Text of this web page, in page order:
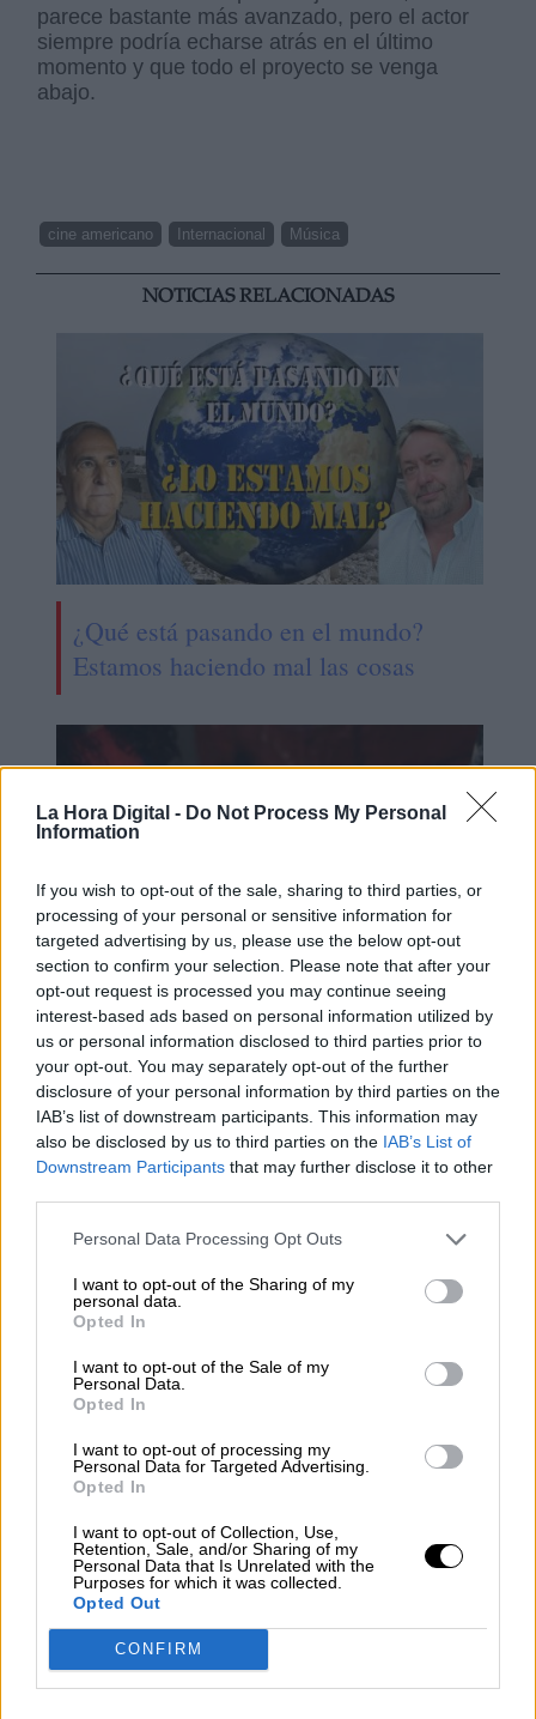
La Hora Digital - Do Not Process My Personal
Information
If you wish to opt-out of the sale, sharing to third parties, or
processing of your personal or sensitive information for
targeted advertising by us, please use the below opt-out
section to confirm your selection. Please note that after your
opt-out request is processed you may continue seeing
interest-based ads based on personal information utilized by
us or personal information disclosed to third parties prior to
your opt-out. You may separately opt-out of the further
disclosure of your personal information by third parties on the
IAB’s list of downstream participants. This information may
also be disclosed by us to third parties on the IAB’s List of
Downstream Participants that may further disclose it to other
Personal Data Processing Opt Outs
I want to opt-out of the Sharing of my
personal data.
Opted In
I want to opt-out of the Sale of my
Personal Data.
Opted In
I want to opt-out of processing my
Personal Data for Targeted Advertising.
Opted In
I want to opt-out of Collection, Use,
Retention, Sale, and/or Sharing of my
Personal Data that Is Unrelated with the
Purposes for which it was collected.
Opted Out
CONFIRM
parece bastante más avanzado, pero el actor
siempre podría echarse atrás en el último
momento y que todo el proyecto se venga
abajo.
cine americano Internacional Música
NOTICIAS RELACIONADAS
¿Qué está pasando en el mundo?
Estamos haciendo mal las cosas
Adiós Constitución Ultra
Conservadora, Hola Constitución
Pinochet-Lagos
¿Qué está pasando en el mundo?
Ucrania